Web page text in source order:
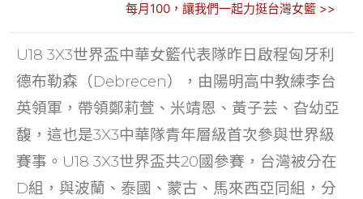
e
b
o
o
k
itt
er
ai
l
C
h
at
k
e
dI
n
每月100，讓我們一起力挺台灣女籃 >>
U18 3X3世界盃中華女籃代表隊昨日啟程匈牙利
德布勒森（Debrecen），由陽明高中教練李台
英領軍，帶領鄭莉萱、米靖恩、黃子芸、旮幼亞
馥，這也是3X3中華隊青年層級首次參與世界級
賽事。U18 3X3世界盃共20國參賽，台灣被分在
D組，與波蘭、泰國、蒙古、馬來西亞同組，分